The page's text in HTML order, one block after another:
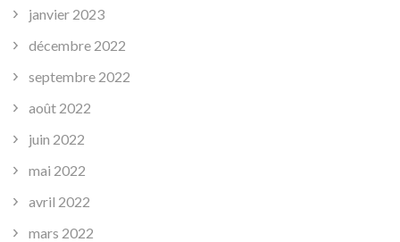
janvier 2023
décembre 2022
septembre 2022
août 2022
juin 2022
mai 2022
avril 2022
mars 2022